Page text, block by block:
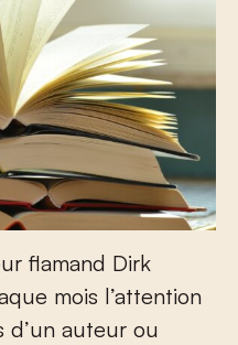
flamand Dirk
mois l’attention
auteur ou